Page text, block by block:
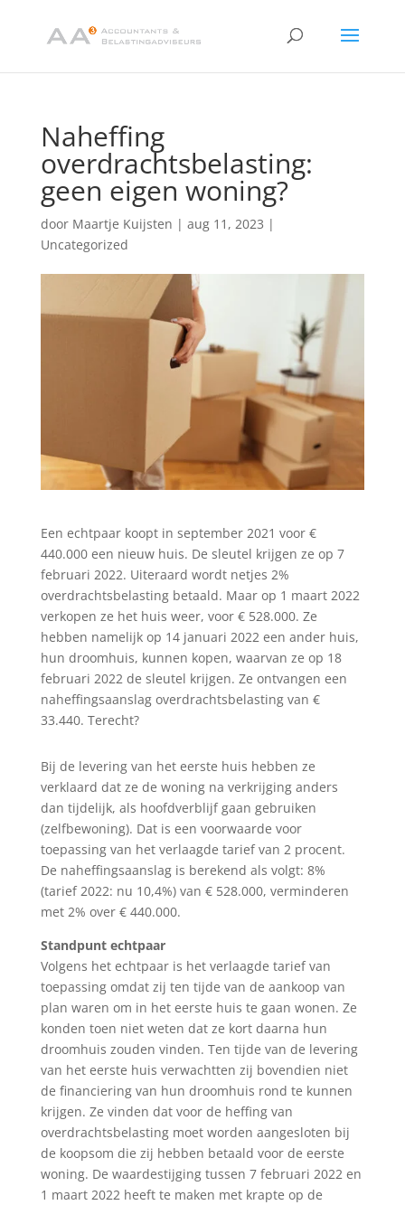
Naheffing
overdrachtsbelasting:
geen eigen woning?
door Maartje Kuijsten | aug 11, 2023 |
Uncategorized
Een echtpaar koopt in september 2021 voor €
440.000 een nieuw huis. De sleutel krijgen ze op 7
februari 2022. Uiteraard wordt netjes 2%
overdrachtsbelasting betaald. Maar op 1 maart 2022
verkopen ze het huis weer, voor € 528.000. Ze
hebben namelijk op 14 januari 2022 een ander huis,
hun droomhuis, kunnen kopen, waarvan ze op 18
februari 2022 de sleutel krijgen. Ze ontvangen een
naheffingsaanslag overdrachtsbelasting van €
33.440. Terecht?
Bij de levering van het eerste huis hebben ze
verklaard dat ze de woning na verkrijging anders
dan tijdelijk, als hoofdverblijf gaan gebruiken
(zelfbewoning). Dat is een voorwaarde voor
toepassing van het verlaagde tarief van 2 procent.
De naheffingsaanslag is berekend als volgt: 8%
(tarief 2022: nu 10,4%) van € 528.000, verminderen
met 2% over € 440.000.
Standpunt echtpaar
Volgens het echtpaar is het verlaagde tarief van
toepassing omdat zij ten tijde van de aankoop van
plan waren om in het eerste huis te gaan wonen. Ze
konden toen niet weten dat ze kort daarna hun
droomhuis zouden vinden. Ten tijde van de levering
van het eerste huis verwachtten zij bovendien niet
de financiering van hun droomhuis rond te kunnen
krijgen. Ze vinden dat voor de heffing van
overdrachtsbelasting moet worden aangesloten bij
de koopsom die zij hebben betaald voor de eerste
woning. De waardestijging tussen 7 februari 2022 en
1 maart 2022 heeft te maken met krapte op de